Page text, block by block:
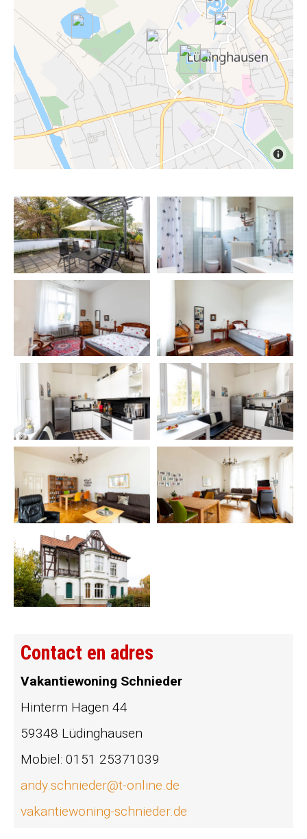
Contact en adres
Vakantiewoning Schnieder
Hinterm Hagen 44
59348 Lüdinghausen
Mobiel: 0151 25371039
andy.schnieder@t-online.de
vakantiewoning-schnieder.de